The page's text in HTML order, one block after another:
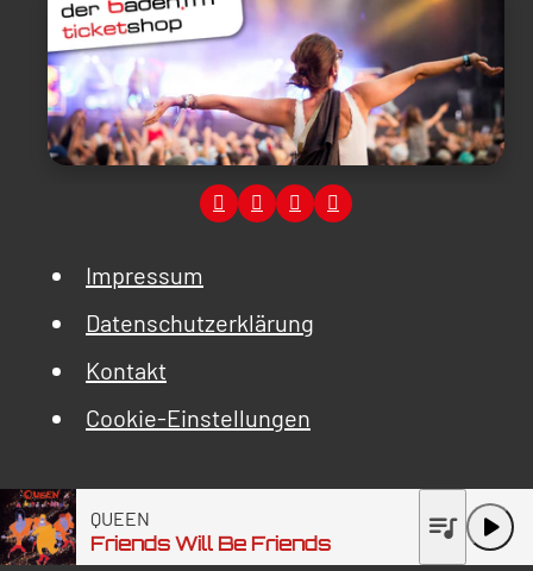
Impressum
Datenschutzerklärung
Kontakt
Cookie-Einstellungen
QUEEN
Friends Will Be Friends play_arrow
queue_music